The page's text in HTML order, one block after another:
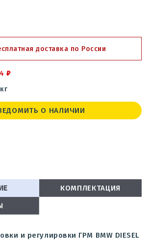
₽
доставка по России
О НАЛИЧИИ
КОМПЛЕКТАЦИЯ
и регулировки ГРМ BMW DIESEL